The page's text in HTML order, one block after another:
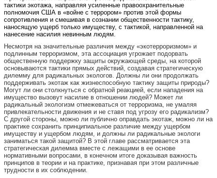
тактики экотажа, направляя усиленные правоохранительные
полномочия США в «войне с террором» против этой формы
сопротивления и смешивая в сознании общественности тактику,
наносящую ущерб только имуществу, с тактикой, направленной на
нанесение насилия невинным людям.
Несмотря на значительные различия между «экотерроризмом» и
подлинным терроризмом, эта ассоциация угрожает подорвать
общественную поддержку защиты окружающей среды, на которой
основываются тактики прямых действий, создавая стратегическую
дилемму для радикальных экологов. Должны ли они продолжать
поддерживать экотаж как жизнеспособную тактику защиты природы?
Могут ли они столкнуться с обратной реакцией, если нападения на
имущество вызовут насилие в отношении людей? Может ли
радикальный экологизм отмежеваться от терроризма, не умаляя
привлекательности движения и не ставя под угрозу его радикализм?
С другой стороны, можно ли публично оправдать экотаж, можно ли на
практике сохранить принципиальное различие между ущербом
имуществу и ущербом людям, и должны ли радикальные экологи
заниматься такой защитой? В этой главе рассматривается эта
стратегическая дилемма вместе с лежащими в ее основе
нормативными вопросами, в конечном итоге доказывая важность
принципов в теории и на практике, признавая при этом различные
трудности в их соблюдении.